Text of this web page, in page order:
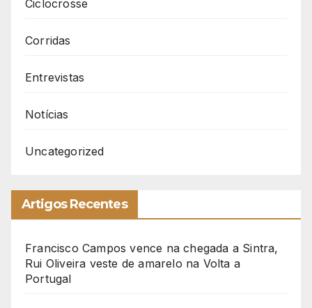
Ciclocrosse
Corridas
Entrevistas
Notícias
Uncategorized
Artigos Recentes
Francisco Campos vence na chegada a Sintra,
Rui Oliveira veste de amarelo na Volta a
Portugal